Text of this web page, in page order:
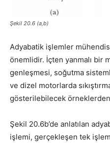
Şekil 20.6 (a,b)
Adyabatik işlemler
önemlidir. İçten yanmalı bir
genleşmesi, soğutma
ve dizel motorlarda
gösterilebi­lecek örneklerden
Şekil 20.6b’de anlatılan
işlemi, gerçekleşen tek